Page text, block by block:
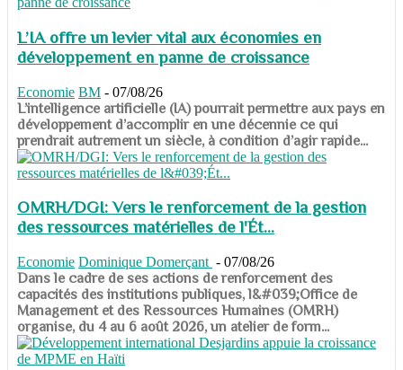
L’IA offre un levier vital aux économies en
développement en panne de croissance
Economie BM - 07/08/26
​​​​​​​L’intelligence artificielle (IA) pourrait permettre aux pays en
développement d’accomplir en une décennie ce qui
prendrait autrement un siècle, à condition d’agir rapide...
OMRH/DGI: Vers le renforcement de la gestion
des ressources matérielles de l'Ét...
Economie Dominique Domerçant - 07/08/26
Dans le cadre de ses actions de renforcement des
capacités des institutions publiques, l&#039;Office de
Management et des Ressources Humaines (OMRH)
organise, du 4 au 6 août 2026, un atelier de form...